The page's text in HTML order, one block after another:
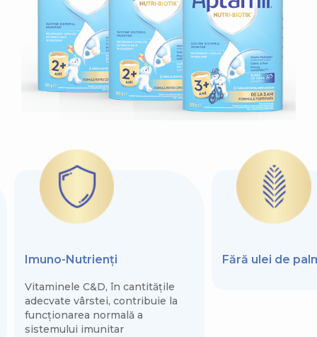
Imuno-Nutrienți
Vitaminele C&D, în cantitățile
adecvate vârstei, contribuie la
funcționarea normală a
sistemului imunitar
Fără ulei de